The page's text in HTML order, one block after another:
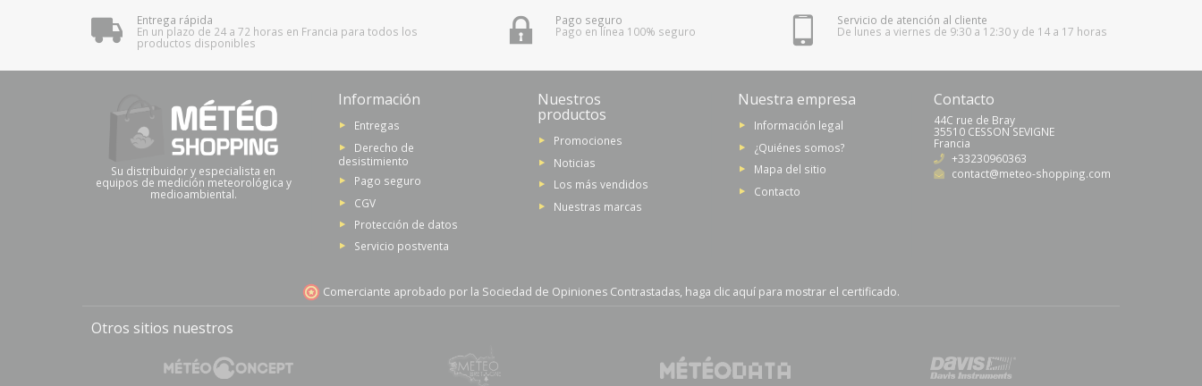
Entrega rápida
En un plazo de 24 a 72 horas en Francia para todos los
productos disponibles
Pago seguro
Pago en línea 100% seguro
Servicio de atención al cliente
De lunes a viernes de 9:30 a 12:30 y de 14 a 17 horas
Su distribuidor y especialista en
equipos de medición meteorológica y
medioambiental.
Información
Entregas
Derecho de
desistimiento
Pago seguro
CGV
Protección de datos
Servicio postventa
Nuestros
productos
Promociones
Noticias
Los más vendidos
Nuestras marcas
Nuestra empresa
Información legal
¿Quiénes somos?
Mapa del sitio
Contacto
Contacto
44C rue de Bray
35510 CESSON SEVIGNE
Francia
+33230960363
contact@meteo-shopping.com
Comerciante aprobado por la Sociedad de Opiniones Contrastadas, haga clic aquí para mostrar el certificado.
Otros sitios nuestros